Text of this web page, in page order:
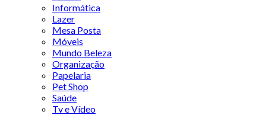
Informática
Lazer
Mesa Posta
Móveis
Mundo Beleza
Organização
Papelaria
Pet Shop
Saúde
Tv e Vídeo